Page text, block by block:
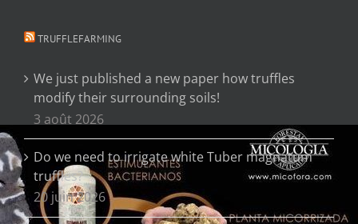
TRUFFLEFARMING
We just published a new paper how truffles
modify their surrounding soils!
3 août 2026
Do we need to irrigate white Tuber magnatum
truffles?
20 juin 2026